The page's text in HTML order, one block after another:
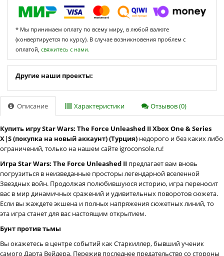
* Мы принимаем оплату по всему миру, в любой валюте
(конвертируется по курсу). В случае возникновения проблем с
оплатой, свяжитесь с нами.
Другие наши проекты:
Описание Характеристики Отзывов (0)
Купить игру Star Wars: The Force Unleashed II Xbox One & Series
X|S (покупка на новый аккаунт) (Турция) недорого и без каких либо
ограничений, только на нашем сайте igroconsole.ru!
Игра Star Wars: The Force Unleashed II предлагает вам вновь
погрузиться в неизведанные просторы легендарной вселенной
Звездных войн. Продолжая полюбившуюся историю, игра переносит
вас в мир динамичных сражений и удивительных поворотов сюжета.
Если вы жаждете экшена и полных напряжения сюжетных линий, то
эта игра станет для вас настоящим открытием.
Бунт против тьмы
Вы окажетесь в центре событий как Старкиллер, бывший ученик
самого Дарта Вейдера. Пережив последнее предательство со стороны